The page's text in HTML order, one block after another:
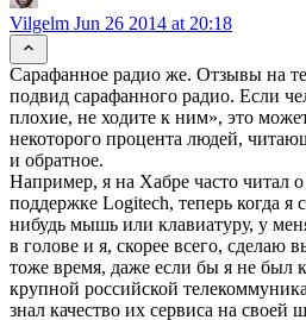
Vilgelm Jun 26 2014 at 20:18
Сарафанное радио же. Отзывы на
подвид сарафанного радио. Если
плохие, не ходите к ним», это
некоторого процента людей,
и обратное.
Например, я на Хабре часто читал
поддержке Logitech, теперь когда
нибудь мышь или клавиатуру, у
в голове и я, скорее всего, сделаю
тоже время, даже если бы я не был
крупной российской
знал качество их сервиса на своей